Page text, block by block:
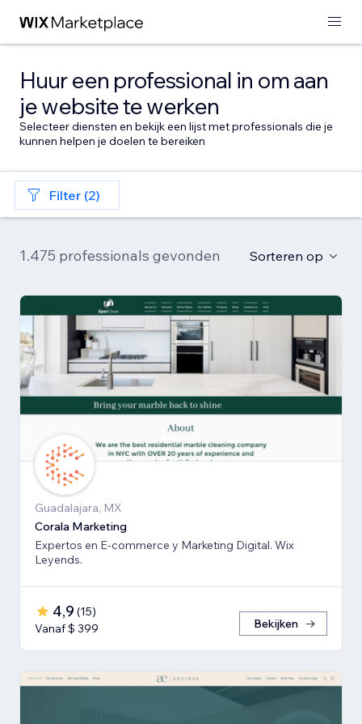
Huur een professional in om aan
je website te werken
Selecteer diensten en bekijk een lijst met professionals die je
kunnen helpen je doelen te bereiken
Filter (2)
1.475 professionals gevonden Sorteren op
Guadalajara, MX
Corala Marketing
Expertos en E-commerce y Marketing Digital. Wix
Leyends.
4,9 (15)
Vanaf $ 399
Bekijken